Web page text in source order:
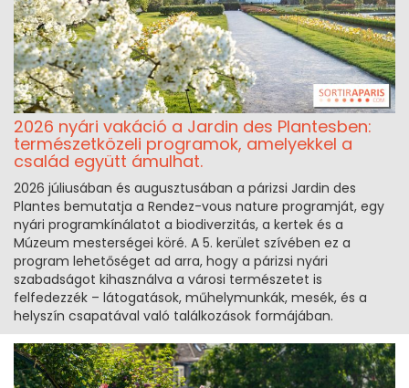
2026 nyári vakáció a Jardin des Plantesben:
természetközeli programok, amelyekkel a
család együtt ámulhat.
2026 júliusában és augusztusában a párizsi Jardin des
Plantes bemutatja a Rendez-vous nature programját, egy
nyári programkínálatot a biodiverzitás, a kertek és a
Múzeum mesterségei köré. A 5. kerület szívében ez a
program lehetőséget ad arra, hogy a párizsi nyári
szabadságot kihasználva a városi természetet is
felfedezzék – látogatások, műhelymunkák, mesék, és a
helyszín csapatával való találkozások formájában.